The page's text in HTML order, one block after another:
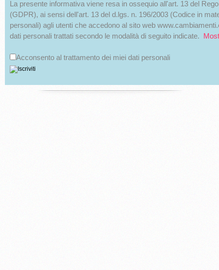
La presente informativa viene resa in ossequio all'art. 13 del
(GDPR), ai sensi dell'art. 13 del d.lgs. n. 196/2003 (Codice in
personali) agli utenti che accedono al sito web
dati personali trattati secondo le modalità di seguito indicate.
Acconsento al trattamento dei miei dati personali